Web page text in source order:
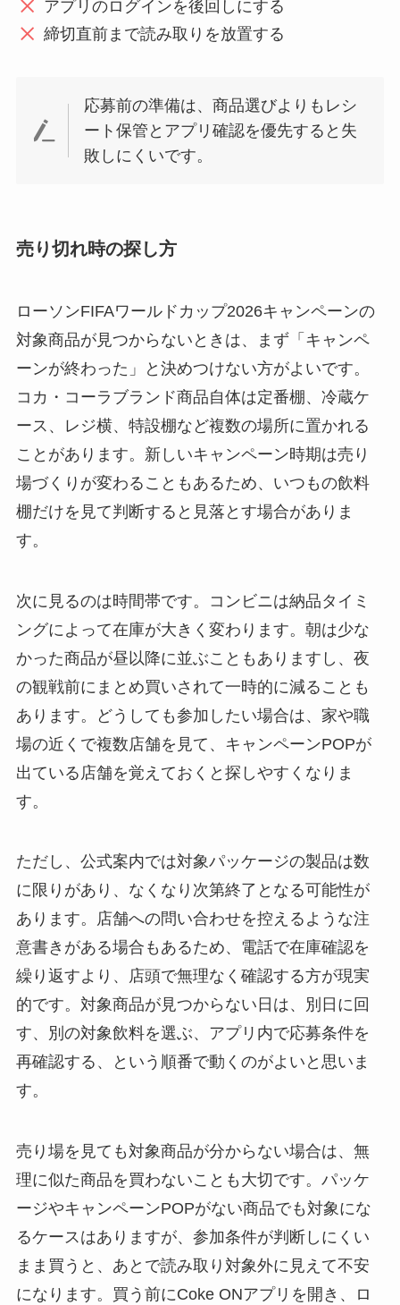
アプリのログインを後回しにする
締切直前まで読み取りを放置する
応募前の準備は、商品選びよりもレシ
ート保管とアプリ確認を優先すると失
敗しにくいです。
売り切れ時の探し方
ローソンFIFAワールドカップ2026キャンペーンの
対象商品が見つからないときは、まず「キャンペ
ーンが終わった」と決めつけない方がよいです。
コカ・コーラブランド商品自体は定番棚、冷蔵ケ
ース、レジ横、特設棚など複数の場所に置かれる
ことがあります。新しいキャンペーン時期は売り
場づくりが変わることもあるため、いつもの飲料
棚だけを見て判断すると見落とす場合がありま
す。
次に見るのは時間帯です。コンビニは納品タイミ
ングによって在庫が大きく変わります。朝は少な
かった商品が昼以降に並ぶこともありますし、夜
の観戦前にまとめ買いされて一時的に減ることも
あります。どうしても参加したい場合は、家や職
場の近くで複数店舗を見て、キャンペーンPOPが
出ている店舗を覚えておくと探しやすくなりま
す。
ただし、公式案内では対象パッケージの製品は数
に限りがあり、なくなり次第終了となる可能性が
あります。店舗への問い合わせを控えるような注
意書きがある場合もあるため、電話で在庫確認を
繰り返すより、店頭で無理なく確認する方が現実
的です。対象商品が見つからない日は、別日に回
す、別の対象飲料を選ぶ、アプリ内で応募条件を
再確認する、という順番で動くのがよいと思いま
す。
売り場を見ても対象商品が分からない場合は、無
理に似た商品を買わないことも大切です。パッケ
ージやキャンペーンPOPがない商品でも対象にな
るケースはありますが、参加条件が判断しにくい
まま買うと、あとで読み取り対象外に見えて不安
になります。買う前にCoke ONアプリを開き、ロ